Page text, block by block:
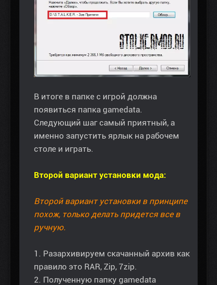
В итоге в папке с игрой должна
появиться папка gamedata.
Следующий шаг самый приятный, а
именно запустить ярлык на рабочем
столе и играть.
Второй вариант установки мода:
Второй вариант установки в принципе
похож, только делать придется все в
ручную.
1. Разархивируем скачанный архив как
правило это RAR, Zip, 7zip.
2. Полученную папку gamedata